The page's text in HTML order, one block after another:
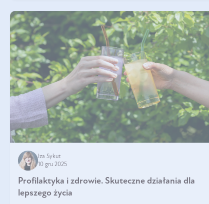
Iza Sykut
10 gru 2025
Profilaktyka i zdrowie. Skuteczne działania dla
lepszego życia